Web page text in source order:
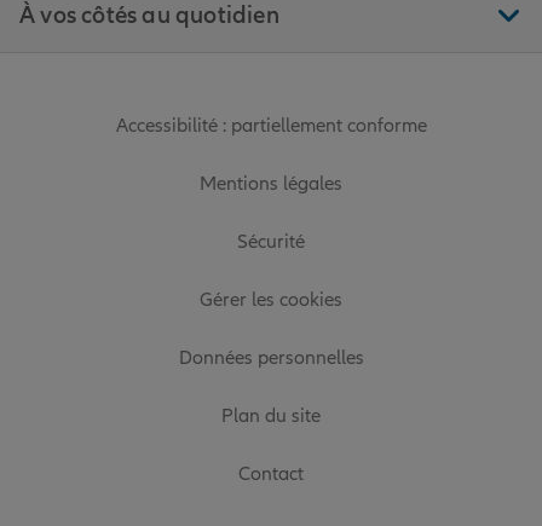
À vos côtés au quotidien
Accessibilité : partiellement conforme
Mentions légales
Sécurité
Gérer les cookies
Données personnelles
Plan du site
Contact